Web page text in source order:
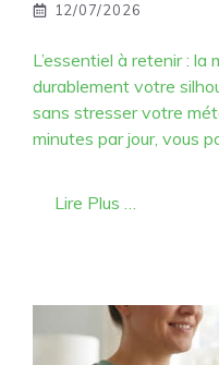
12/07/2026
L’essentiel à retenir :
durablement votre
sans stresser votre
minutes par jour, vous
Lire Plus …